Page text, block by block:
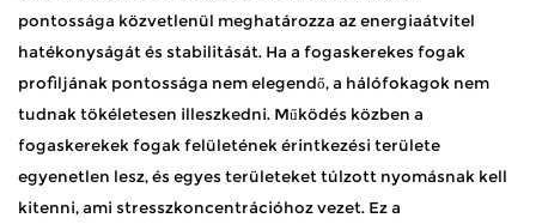
pontossága közvetlenül meghatározza az energiaátvitel
hatékonyságát és stabilitását. Ha a fogaskerekes fogak
profiljának pontossága nem elegendő, a hálófokagok nem
tudnak tökéletesen illeszkedni. Működés közben a
fogaskerekek fogak felületének érintkezési területe
egyenetlen lesz, és egyes területeket túlzott nyomásnak kell
kitenni, ami stresszkoncentrációhoz vezet. Ez a